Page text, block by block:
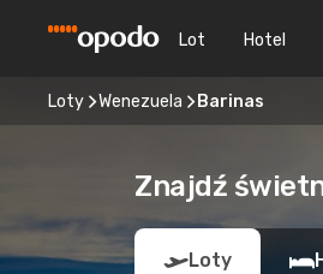
Lot Hotel
Loty Wenezuela Barinas
Znajdź
Loty